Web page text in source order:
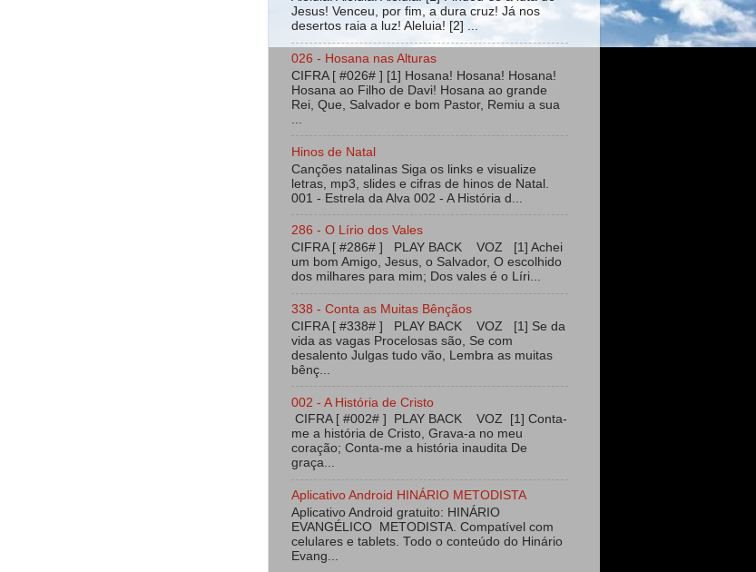
Jesus! Venceu, por fim, a dura cruz! Já nos
desertos raia a luz! Aleluia! [2] ...
026 - Hosana nas Alturas
CIFRA [ #026# ] [1] Hosana! Hosana! Hosana!
Hosana ao Filho de Davi! Hosana ao grande
Rei, Que, Salvador e bom Pastor, Remiu a sua
Hinos de Natal
Canções natalinas Siga os links e visualize
letras, mp3, slides e cifras de hinos de Natal.
001 - Estrela da Alva 002 - A História d...
286 - O Lírio dos Vales
CIFRA [ #286# ] PLAY BACK VOZ [1] Achei
um bom Amigo, Jesus, o Salvador, O escolhido
dos milhares para mim; Dos vales é o Líri...
338 - Conta as Muitas Bênçãos
CIFRA [ #338# ] PLAY BACK VOZ [1] Se da
vida as vagas Procelosas são, Se com
desalento Julgas tudo vão, Lembra as muitas
bênç...
002 - A História de Cristo
CIFRA [ #002# ] PLAY BACK VOZ [1] Conta-
me a história de Cristo, Grava-a no meu
coração; Conta-me a história inaudita De
graça...
Aplicativo Android HINÁRIO METODISTA
Aplicativo Android gratuito: HINÁRIO
EVANGÉLICO METODISTA. Compatível com
celulares e tablets. Todo o conteúdo do Hinário
Evang...